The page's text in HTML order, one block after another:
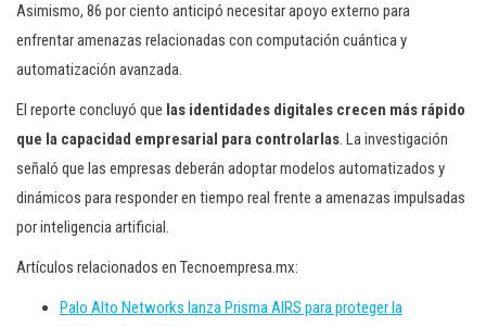
Asimismo, 86 por ciento anticipó necesitar apoyo externo para
enfrentar amenazas relacionadas con computación cuántica y
automatización avanzada.
El reporte concluyó que las identidades digitales crecen más rápido
que la capacidad empresarial para controlarlas. La investigación
señaló que las empresas deberán adoptar modelos automatizados y
dinámicos para responder en tiempo real frente a amenazas impulsadas
por inteligencia artificial.
Artículos relacionados en Tecnoempresa.mx:
Palo Alto Networks lanza Prisma AIRS para proteger la